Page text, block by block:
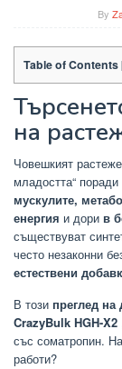
By
Table of Contents
на
Човешкият
младостта“
мускулите,
енергия и дори в
съществуват
често незаконни
естествени
В този преглед на
CrazyBulk HGH-X2
със соматропин.
работи?